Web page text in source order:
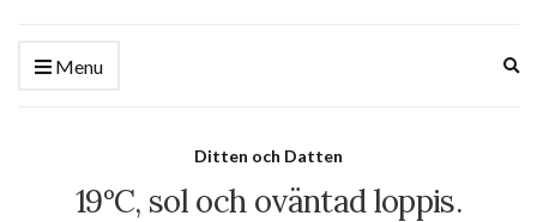
Menu
Ditten och Datten
19°C, sol och oväntad loppis.